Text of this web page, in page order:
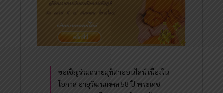
ขอเชิญร่วมถวายมุทิตาออนไลน์ เนื่องใน
โอกาส อายุวัฒนมงคล 58 ปี พระเดช